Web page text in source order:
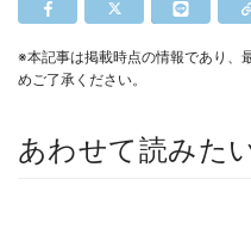
※本記事は掲載時点の情報であり、
めご了承ください。
あわせて読みた